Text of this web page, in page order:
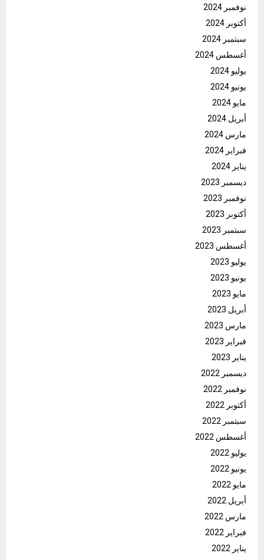
نوفمبر 2024
أكتوبر 2024
سبتمبر 2024
أغسطس 2024
يوليو 2024
يونيو 2024
مايو 2024
أبريل 2024
مارس 2024
فبراير 2024
يناير 2024
ديسمبر 2023
نوفمبر 2023
أكتوبر 2023
سبتمبر 2023
أغسطس 2023
يوليو 2023
يونيو 2023
مايو 2023
أبريل 2023
مارس 2023
فبراير 2023
يناير 2023
ديسمبر 2022
نوفمبر 2022
أكتوبر 2022
سبتمبر 2022
أغسطس 2022
يوليو 2022
يونيو 2022
مايو 2022
أبريل 2022
مارس 2022
فبراير 2022
يناير 2022